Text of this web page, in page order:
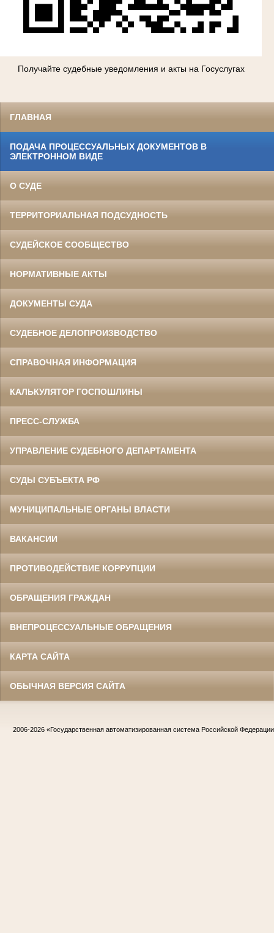
Получайте судебные уведомления и акты на Госуслугах
ГЛАВНАЯ
ПОДАЧА ПРОЦЕССУАЛЬНЫХ ДОКУМЕНТОВ В
ЭЛЕКТРОННОМ ВИДЕ
О СУДЕ
ТЕРРИТОРИАЛЬНАЯ ПОДСУДНОСТЬ
СУДЕЙСКОЕ СООБЩЕСТВО
НОРМАТИВНЫЕ АКТЫ
ДОКУМЕНТЫ СУДА
СУДЕБНОЕ ДЕЛОПРОИЗВОДСТВО
СПРАВОЧНАЯ ИНФОРМАЦИЯ
КАЛЬКУЛЯТОР ГОСПОШЛИНЫ
ПРЕСС-СЛУЖБА
УПРАВЛЕНИЕ СУДЕБНОГО ДЕПАРТАМЕНТА
СУДЫ СУБЪЕКТА РФ
МУНИЦИПАЛЬНЫЕ ОРГАНЫ ВЛАСТИ
ВАКАНСИИ
ПРОТИВОДЕЙСТВИЕ КОРРУПЦИИ
ОБРАЩЕНИЯ ГРАЖДАН
ВНЕПРОЦЕССУАЛЬНЫЕ ОБРАЩЕНИЯ
КАРТА САЙТА
ОБЫЧНАЯ ВЕРСИЯ САЙТА
2006-2026 «Государственная автоматизированная система Российской